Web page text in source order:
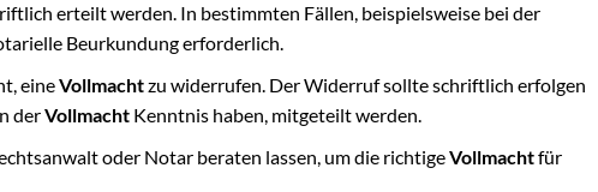
erteilt werden. In bestimmten Fällen, beispielsweise bei der
Beurkundung erforderlich.
eineVollmachtzu widerrufen. Der Widerruf sollte schriftlich erfolgen
derVollmachtKenntnis haben, mitgeteilt werden.
oder Notar beraten lassen, um die richtigeVollmachtfür